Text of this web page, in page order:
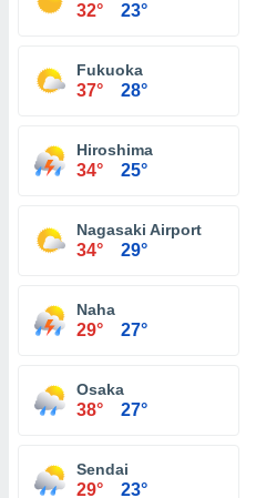
32° 23°
Fukuoka
37° 28°
Hiroshima
34° 25°
Nagasaki Airport
34° 29°
Naha
29° 27°
Osaka
38° 27°
Sendai
29° 23°